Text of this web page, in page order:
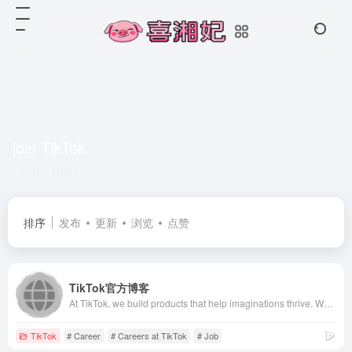
排序 发布 更新 浏览 点赞
TikTok官方博客
TikTok # Career # Careers at TikTok # Job